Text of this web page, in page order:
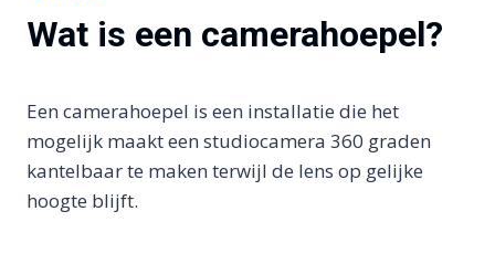
Wat is een camerahoepel?
Een camerahoepel is een installatie die het
mogelijk maakt een studiocamera 360 graden
kantelbaar te maken terwijl de lens op gelijke
hoogte blijft.